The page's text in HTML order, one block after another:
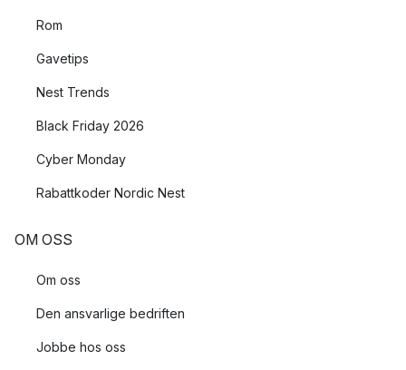
Rom
Gavetips
Nest Trends
Black Friday 2026
Cyber Monday
Rabattkoder Nordic Nest
OM OSS
Om oss
Den ansvarlige bedriften
Jobbe hos oss